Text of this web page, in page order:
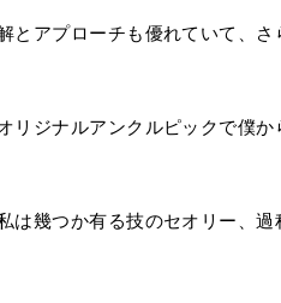
とアプローチも優れていて、
リジナルアンクルピックで僕
は幾つか有る技のセオリー、